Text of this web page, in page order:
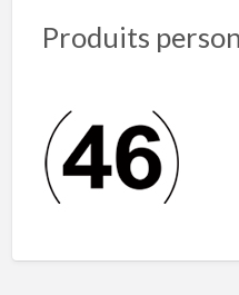
Produits